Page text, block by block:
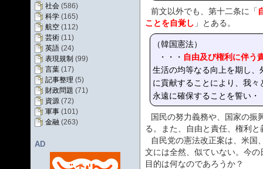
社会 (586)
科学 (165)
航空 (112)
芸術 (11)
英語 (24)
表現規制 (99)
言葉 (17)
記事整理 (5)
財政問題 (71)
資源 (72)
軍事 (101)
金融 (263)
AD
前文以外でも、第十二条に「
ことを自覚し 」とある。
（韓国憲法）
・・・ 自由及び権利に伴う
生活の均等なる向上を期し
に貢献することにより、我
永遠に確保することを誓い・
国民の努力義務や、国家の振
る。また、自由と責任、権利
自民党の憲法改正案は、米国
文には全然、似ていない。今
目的は何なのであろうか？